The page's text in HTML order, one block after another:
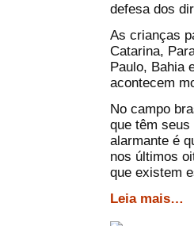
defesa dos
As crianças
Catarina,
Paulo, Bahia
acontecem
No campo
que têm seus
alarmante é
nos últimos
que existem
Leia mais…